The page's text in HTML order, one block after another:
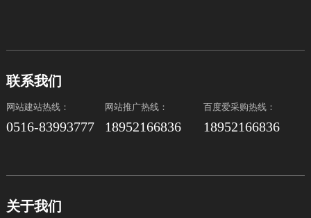
联系我们
网站建站热线：
0516-83993777
网站推广热线：
18952166836
百度爱采购热线：
18952166836
关于我们